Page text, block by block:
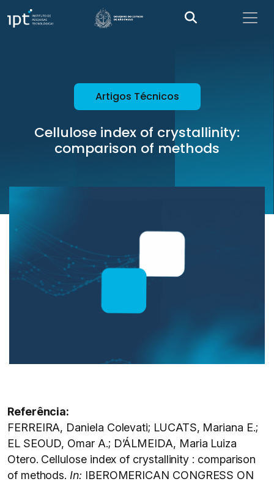
Artigos Técnicos
Cellulose index of crystallinity:
comparison of methods
Referência:
FERREIRA, Daniela Colevati; LUCATS, Mariana E.;
EL SEOUD, Omar A.; D’ÁLMEIDA, Maria Luiza
Otero. Cellulose index of crystallinity : comparison
of methods. In: IBEROMERICAN CONGRESS ON